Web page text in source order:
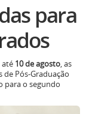
para
até 10 de agosto, as
de Pós-Graduação
para o segundo